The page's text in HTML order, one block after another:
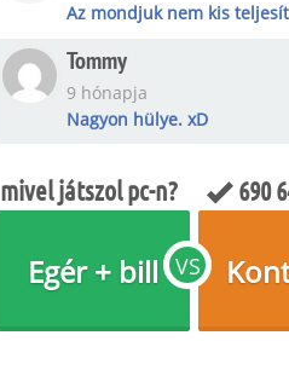
Az mondjuk nem kis
Tommy
9 hónapja
Nagyon hülye. xD
mivel játszol pc-n? 690
VS
Egér + bill